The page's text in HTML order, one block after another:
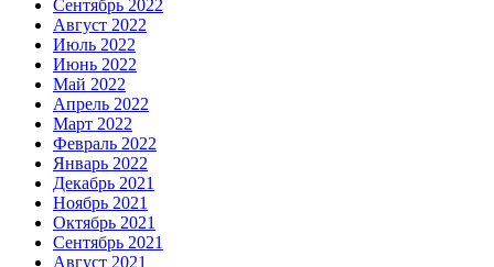
Сентябрь 2022
Август 2022
Июль 2022
Июнь 2022
Май 2022
Апрель 2022
Март 2022
Февраль 2022
Январь 2022
Декабрь 2021
Ноябрь 2021
Октябрь 2021
Сентябрь 2021
Август 2021